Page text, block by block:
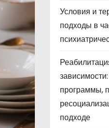
Условия и
подходы в
программы,
подходе